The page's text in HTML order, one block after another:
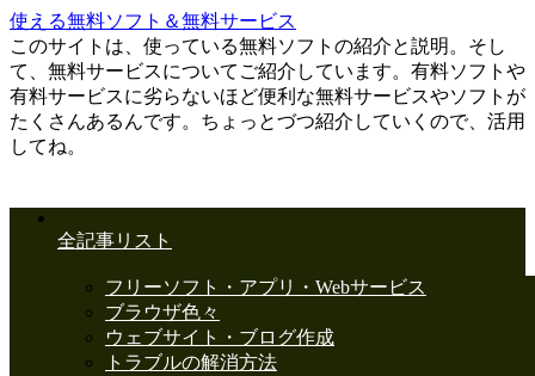
使える無料ソフト＆無料サービス
このサイトは、使っている無料ソフトの紹介と説明。そし
て、無料サービスについてご紹介しています。有料ソフトや
有料サービスに劣らないほど便利な無料サービスやソフトが
たくさんあるんです。ちょっとづつ紹介していくので、活用
してね。
全記事リスト
フリーソフト・アプリ・Webサービス
ブラウザ色々
ウェブサイト・ブログ作成
トラブルの解消方法